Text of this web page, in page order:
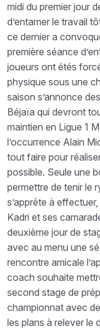
midi du premier jour
d’entamer le travail
ce dernier a
première séance
joueurs ont étés
physique sous une
saison s’annonce
Béjaïa qui devront
maintien en Ligue 1
l’occurrence Alain
tout faire pour
possible. Seule une
permettre de tenir le
s’apprête à
Kadri et ses
deuxième jour de
avec au menu une
rencontre amicale
coach souhaite
second stage de
championnat avec
les plans à relever le